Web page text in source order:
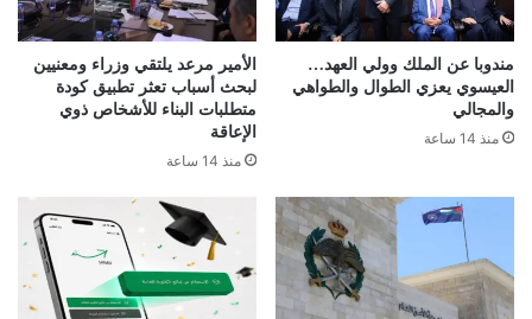
مندوبا عن الملك وولي العهد…
العيسوي يعزي الطوال والطواهي
والمجالي
منذ 14 ساعة
الأمير مرعد يلتقي وزراء ومعنيين
لبحث أسباب تعثر تطبيق كودة
متطلبات البناء للأشخاص ذوي
الإعاقة
منذ 14 ساعة